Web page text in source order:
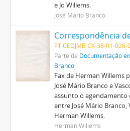
e Jo Willems.
José Mário Branco
PT CEDJMB CX-38-01-026-
Parte de Documentação
Branco
Fax de Herman Willems
José Mário Branco e
assunto o agendamento
entre José Mário Branco,
Herman Willems.
Herman Willems